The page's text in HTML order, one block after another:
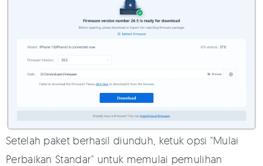
Setelah paket berhasil diunduh, ketuk opsi "Mulai
Perbaikan Standar" untuk memulai pemulihan